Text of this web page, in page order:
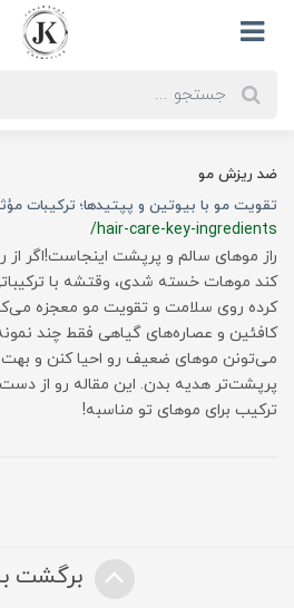
ضد ریزش مو
تقویت مو با بیوتین و پپتیدها؛ ترکیبات
/hair-care-key-ingredients
راز موهای سالم و پرپشت اینجاست!اگر از
کند موهات خسته شدی، وقتشه با
کرده روی سلامت و تقویت مو معجزه
کافئین و عصاره‌های گیاهی فقط چند
می‌تونن موهای ضعیف رو احیا کنن و بهت
پرپشت‌تر هدیه بدن. این مقاله رو از دست
ترکیب برای موهای تو مناسبه!
برگشت